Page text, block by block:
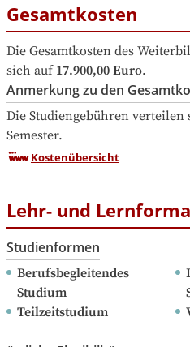
Gesamtkosten
Die Gesamtkosten des
sich auf 17.900,00 Euro.
Anmerkung zu den
Die Studiengebühren
Semester.
Kostenübersicht
Lehr- und
Studienformen
Berufsbegleitendes
Studium
Teilzeitstudium